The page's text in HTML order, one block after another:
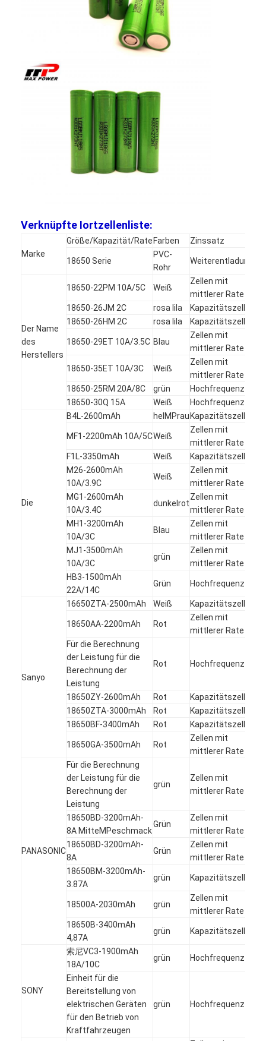
hybride Autobatterie
Verknüpfte Iortzellenliste:
Marke
Größe/Kapazität/Rate Farben Zinssatz
18650 Serie
PVC-
Rohr
Weiterentladung
Der Name
des
Herstellers
18650-22PM 10A/5C Weiß
Zellen mit
mittlerer Rate
18650-26JM 2C
rosa lila
Kapazitätszelle
18650-26HM 2C
rosa lila Kapazitätszelle
18650-29ET 10A/3.5C Blau
Zellen mit
mittlerer Rate
18650-35ET 10A/3C Weiß
Zellen mit
mittlerer Rate
18650-25RM 20A/8C
grün
Hochfrequenzzelle
18650-30Q 15A
Weiß Hochfrequenzzelle
Die
B4L-2600mAh helMPrau Kapazitätszelle
MF1-2200mAh 10A/5CWeiß
Zellen mit
mittlerer Rate
F1L-3350mAh
Weiß
Kapazitätszelle
M26-2600mAh
10A/3.9C
Weiß
Zellen mit
mittlerer Rate
MG1-2600mAh
10A/3.4C
dunkelrot
Zellen mit
mittlerer Rate
MH1-3200mAh
10A/3C
Blau
Zellen mit
mittlerer Rate
MJ1-3500mAh
10A/3C
grün
Zellen mit
mittlerer Rate
HB3-1500mAh
22A/14C
Grün Hochfrequenzzelle
Sanyo
16650ZTA-2500mAh Weiß Kapazitätszelle
18650AA-2200mAh Rot
Zellen mit
mittlerer Rate
Für die Berechnung
der Leistung für die
Berechnung der
Leistung
Rot Hochfrequenzzelle
18650ZY-2600mAh Rot
Kapazitätszelle
18650ZTA-3000mAh
Rot
Kapazitätszelle
18650BF-3400mAh
Rot Kapazitätszelle
18650GA-3500mAh Rot
Zellen mit
mittlerer Rate
PANASONIC
Für die Berechnung
der Leistung für die
Berechnung der
Leistung
grün
Zellen mit
mittlerer Rate
18650BD-3200mAh-
8A MitteMPeschmack
Grün
Zellen mit
mittlerer Rate
18650BD-3200mAh-
8A
Grün
Zellen mit
mittlerer Rate
18650BM-3200mAh-
3.87A
grün Kapazitätszelle
18500A-2030mAh grün
Zellen mit
mittlerer Rate
18650B-3400mAh
4,87A
grün Kapazitätszelle
SONY
索尼VC3-1900mAh
18A/10C
grün Hochfrequenzzelle
Einheit für die
Bereitstellung von
elektrischen Geräten
für den Betrieb von
Kraftfahrzeugen
grün Hochfrequenzzelle